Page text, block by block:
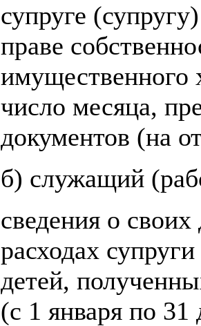
супруге
праве
имущественного
число месяца,
документов (на
б) служащий
сведения о
расходах
детей,
(с 1 января по